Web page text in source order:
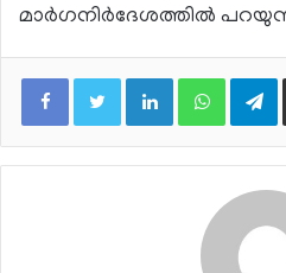
മാര്‍ഗനിര്‍ദേശത്തില്‍
LinkedIn